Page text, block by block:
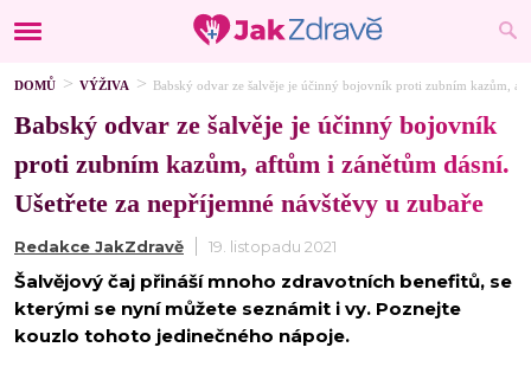
DOMŮ VÝŽIVA Babský odvar ze šalvěje je účinný bojovník proti zubním kazům,
Babský odvar ze šalvěje je účinný bojovník
proti zubním kazům, aftům i zánětům dásní.
Ušetřete za nepříjemné návštěvy u zubaře
Redakce JakZdravě 19. listopadu 2021
Šalvějový čaj přináší mnoho zdravotních benefitů, se
kterými se nyní můžete seznámit i vy. Poznejte
kouzlo tohoto jedinečného nápoje.